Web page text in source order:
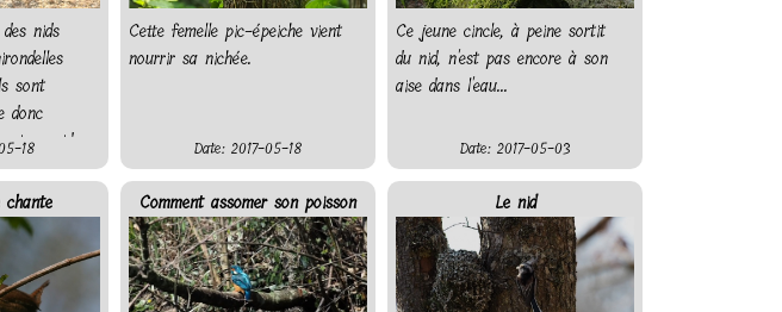
nids
sont
donc
vieux nid
boulettes
18
Cette femelle pic-épeiche vient
nourrir sa nichée.
Date: 2017-05-18
Ce jeune cincle, à peine sortit
du nid, n'est pas encore à son
aise dans l'eau...
Date: 2017-05-03
Comment assomer son poisson Le nid